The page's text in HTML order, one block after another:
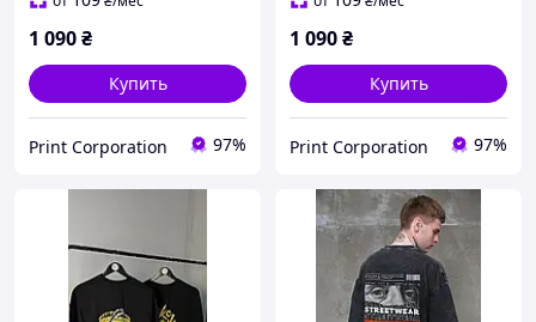
1 090₴
Купить
Print Corporation 97%
1 090₴
Купить
Print Corporation 97%